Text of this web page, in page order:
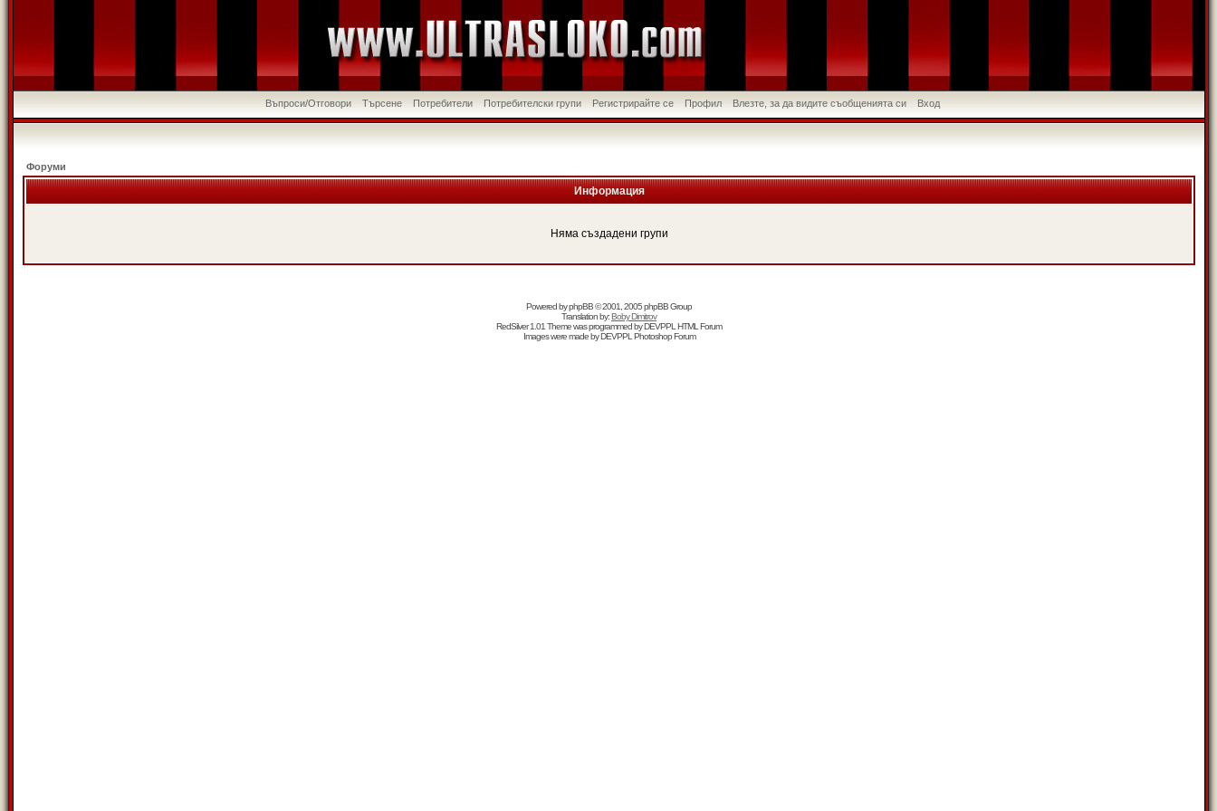
Въпроси/Отговори Търсене Потребители Потребителски групи Регистрирайте се Профил Влезте, за да видите съобщенията си Вход
Форуми
Информация
Няма създадени групи
Powered byphpBB© 2001, 2005 phpBB Group
Translation by:Boby Dimitrov
RedSilver 1.01 Theme was programmed byDEVPPL HTML Forum
Images were made byDEVPPL Photoshop Forum